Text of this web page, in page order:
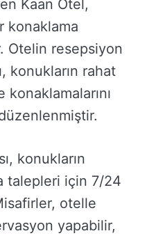
Kaan Otel,
konaklama
Otelin resepsiyon
konukların rahat
konukların
talepleri için 7/24
otelle
yapabilir,